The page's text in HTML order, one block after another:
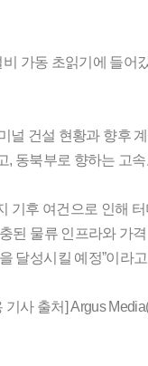
가동 초읽기에 들어
널 건설 현황과 향후
, 동북부로 향하는 고
기후 여건으로 인해
된 물류 인프라와 가
달성시킬 예정”이라
Argus